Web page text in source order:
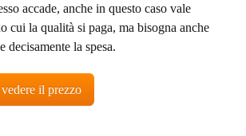
accade, anche in questo caso vale
cui la qualità si paga, ma bisogna anche
decisamente la spesa.
il prezzo